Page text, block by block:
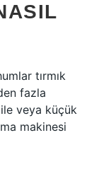
tırmık
fazla
ile veya küçük
makinesi